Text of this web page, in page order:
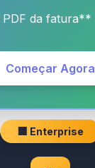
PDF da fatura**
Começar Agora
🏢 Enterprise